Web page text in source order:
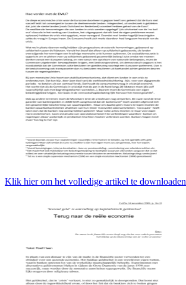
Klik hier om het volledige artikel te downloaden